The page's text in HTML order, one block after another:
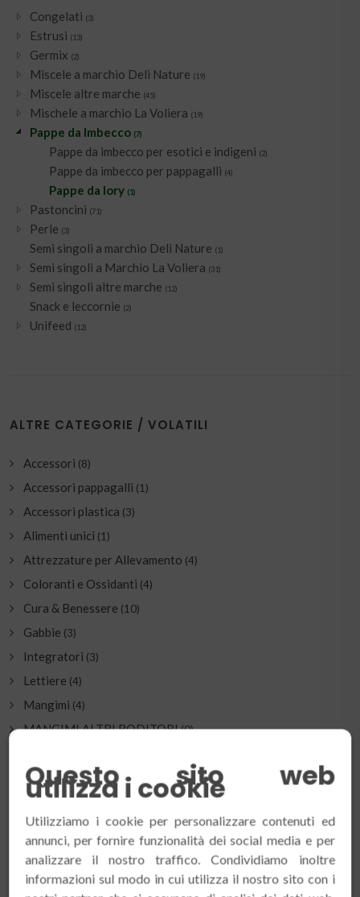
Congelati (3)
Estrusi (13)
Germix (2)
Miscele a marchio Deli Nature (19)
Miscele altre marche (45)
Mischele a marchio La Voliera (19)
Pappe da Imbecco (7)
Pappe da imbecco per esotici e indigeni (2)
Pappe da imbecco per pappagalli (4)
Pappe da lory (1)
Pastoncini (71)
Perle (3)
Semi singoli a marchio Deli Nature (1)
Semi singoli a Marchio La Voliera (31)
Semi singoli altre marche (12)
Snack e leccornie (2)
Unifeed (12)
ALTRE CATEGORIE / VOLATILI
Accessori (8)
Accessori pappagalli (1)
Accessori plastica (3)
Alimenti unici (1)
Attrezzature per Allevamento (4)
Coloranti e Ossidanti (4)
Cura & Benessere (10)
Gabbie (3)
Integratori (3)
Lettiere (4)
Mangimi (4)
MANGIMI ALTRI RODITORI(0)
Nidi (3)
Trasportini(2)
Questo sito web
utilizza i cookie
Utilizziamo i cookie per personalizzare contenuti ed
annunci, per fornire funzionalità dei social media e per
analizzare il nostro traffico. Condividiamo inoltre
informazioni sul modo in cui utilizza il nostro sito con i